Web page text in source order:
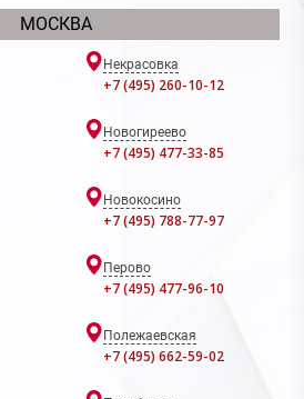
МОСКВА
Некрасовка
+7 (495) 260-10-12
Новогиреево
+7 (495) 477-33-85
Новокосино
+7 (495) 788-77-97
Перово
+7 (495) 477-96-10
Полежаевская
+7 (495) 662-59-02